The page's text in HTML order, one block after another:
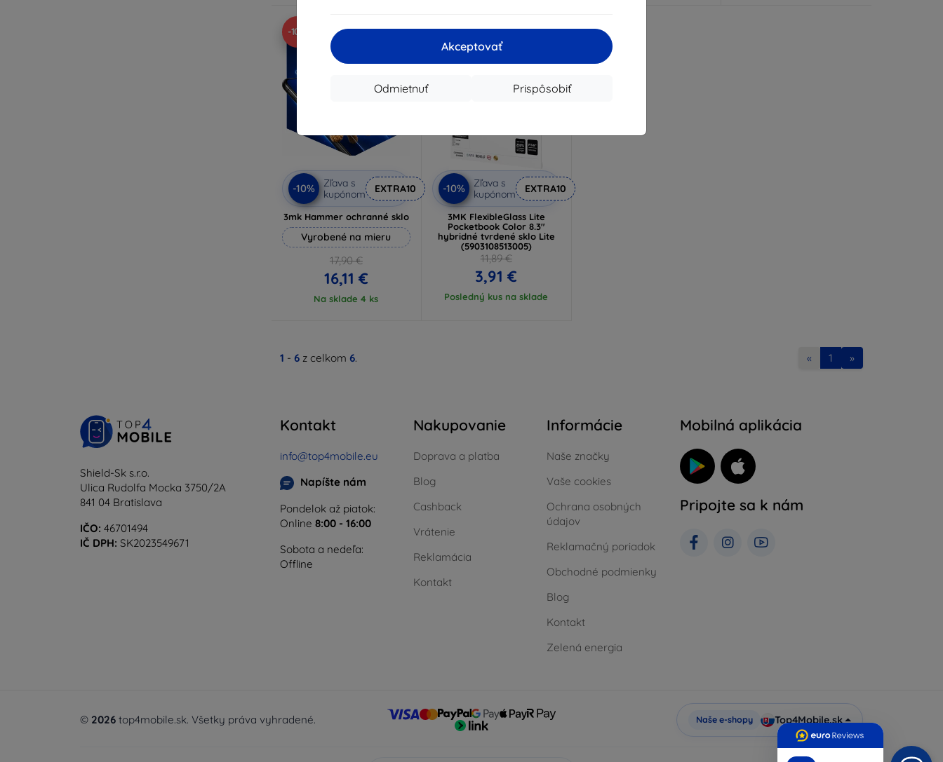
Akceptovať
Prispôsobiť
Odmietnuť
-10%
-10%
Zľava s
kupónom
EXTRA10
3mk Hammer ochranné sklo
Vyrobené na mieru
17,90 €
16,11 €
Na sklade 4 ks
-67%
-10%
Zľava s
kupónom
EXTRA10
3MK FlexibleGlass Lite
Pocketbook Color 8.3"
hybridné tvrdené sklo Lite
(5903108513005)
11,89 €
3,91 €
Posledný kus na sklade
1 - 6 z celkom 6. « 1 »
Shield-Sk s.r.o.
Ulica Rudolfa Mocka 3750/2A
841 04 Bratislava
IČO: 46701494
IČ DPH: SK2023549671
Kontakt
info@top4mobile.eu
Napíšte nám
Pondelok až piatok:
Online 8:00 - 16:00
Sobota a nedeľa:
Offline
Nakupovanie
Doprava a platba
Blog
Cashback
Vrátenie
Reklamácia
Kontakt
Informácie
Naše značky
Vaše cookies
Ochrana osobných
údajov
Reklamačný poriadok
Obchodné podmienky
Blog
Kontakt
Zelená energia
Mobilná aplikácia
Pripojte sa k nám
© 2026 top4mobile.sk. Všetky práva vyhradené. Naše e-shopy Top4Mobile.sk